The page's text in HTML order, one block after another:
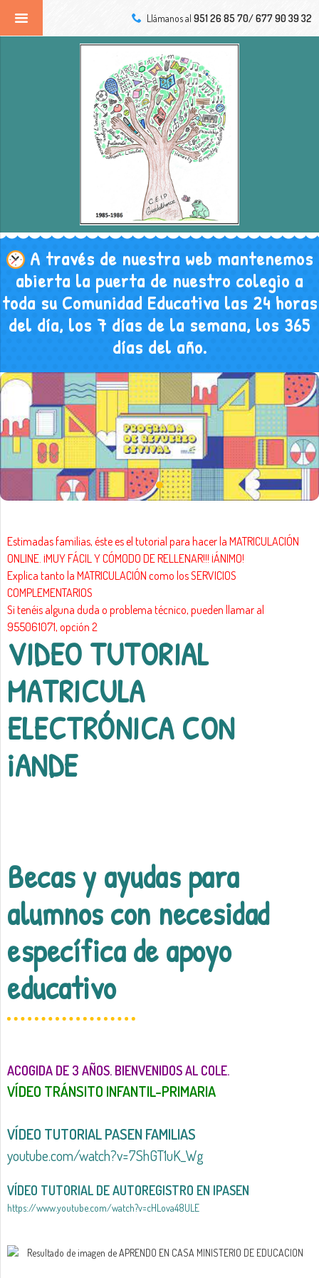
Llámanos al 951 26 85 70/ 677 90 39 32
A través de nuestra web mantenemos
abierta la puerta de nuestro colegio a
toda su Comunidad Educativa las 24 horas
del día, los 7 días de la semana, los 365
días del año.
Estimadas familias, éste es el tutorial para hacer la MATRICULACIÓN
ONLINE. ¡MUY FÁCIL Y CÓMODO DE RELLENAR!!! ¡ÁNIMO!
Explica tanto la MATRICULACIÓN como los SERVICIOS
COMPLEMENTARIOS
Si tenéis alguna duda o problema técnico, pueden llamar al
955061071, opción 2
VIDEO TUTORIAL
MATRICULA
ELECTRÓNICA CON
iANDE
Becas y ayudas para
alumnos con necesidad
específica de apoyo
educativo
ACOGIDA DE 3 AÑOS. BIENVENIDOS AL COLE.
VÍDEO TRÁNSITO INFANTIL-PRIMARIA
VÍDEO TUTORIAL PASEN FAMILIAS
youtube.com/watch?v=7ShGT1uK_Wg
VÍDEO TUTORIAL DE AUTOREGISTRO EN IPASEN
https://www.youtube.com/watch?v=cHLova48ULE